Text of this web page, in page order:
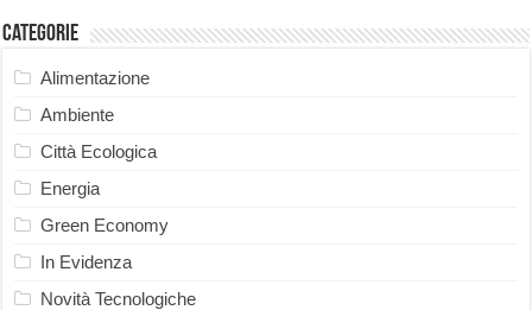
Categorie
Alimentazione
Ambiente
Città Ecologica
Energia
Green Economy
In Evidenza
Novità Tecnologiche